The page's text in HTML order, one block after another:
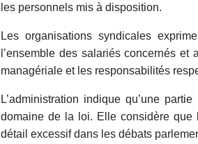
les personnels mis à disposition.
Les organisations syndicales
l’ensemble des salariés concernés
managériale et les responsabilités
L’administration indique qu’une
domaine de la loi. Elle considère que
détail excessif dans les débats